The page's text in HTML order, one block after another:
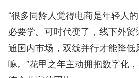
“很多同龄人觉得电商是年轻人
必要学。可时代变了，线下外
通国内市场，双线并行才能降
嘛。”花甲之年主动拥抱数字化